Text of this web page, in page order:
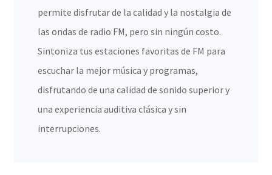
permite disfrutar de la calidad y la nostalgia de
las ondas de radio FM, pero sin ningún costo.
Sintoniza tus estaciones favoritas de FM para
escuchar la mejor música y programas,
disfrutando de una calidad de sonido superior y
una experiencia auditiva clásica y sin
interrupciones.